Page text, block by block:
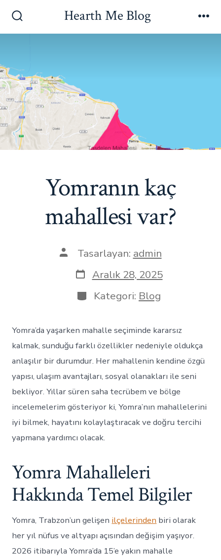
atla
Çubuğunu
Hearth Me Blog
Yomranın kaç
mahallesi var?
YazınınTasarlayan: admin
Yazı
tarihi
Aralık 28, 2025
Kategoriler
Kategori: Blog
Yomra’da yaşarken mahalle seçiminde kararsız
kalmak, sunduğu farklı özellikler nedeniyle oldukça
anlaşılır bir durumdur. Her mahallenin kendine özgü
yapısı, ulaşım avantajları, sosyal olanakları ile seni
bekliyor. Yıllar süren saha tecrübem ve bölge
incelemelerim gösteriyor ki, Yomra’nın mahallelerini
iyi bilmek, hayatını kolaylaştıracak ve doğru tercihi
yapmana yardımcı olacak.
Yomra Mahalleleri
Hakkında Temel Bilgiler
Yomra, Trabzon’un gelişen ilçelerinden biri olarak
her yıl nüfus ve altyapı açısından değişim yaşıyor.
2026 itibarıyla Yomra’da 15’e yakın mahalle